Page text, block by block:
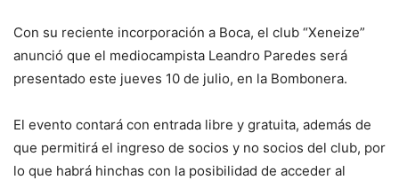
Con su reciente incorporación a Boca, el club “Xeneize”
anunció que el mediocampista Leandro Paredes será
presentado este jueves 10 de julio, en la Bombonera.
El evento contará con entrada libre y gratuita, además de
que permitirá el ingreso de socios y no socios del club, por
lo que habrá hinchas con la posibilidad de acceder al